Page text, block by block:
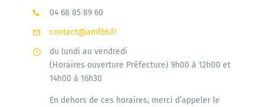
04 68 85 89 60
contact@amf66.fr
du lundi au vendredi
(Horaires ouverture Préfecture) 9h00 à 12h00 et
14h00 à 16h30
En dehors de ces horaires, merci d’appeler le